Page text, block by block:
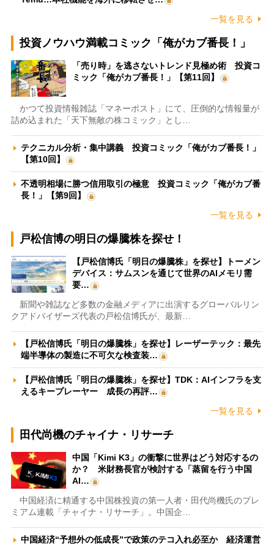
一覧を見る
投資ノウハウ満載コミック「俺がカブ番長！」
「売り時」を逃さないトレンド見極め術 投資コ
ミック「俺がカブ番長！」【第11回】
かつて投資情報雑誌「マネーポスト」にて、圧倒的な情報量が
詰め込まれた「天下無敵の株コミック」とし…
テクニカル分析・集中講義 投資コミック「俺がカブ番長！」
【第10回】
不透明相場に勝つ信用取引の極意 投資コミック「俺がカブ番
長！」【第9回】
一覧を見る
戸松信博の明日の爆騰株を探せ！
【戸松信博氏「明日の爆騰株」を探せ】トーメン
デバイス：サムスンを通じて世界のAIメモリ需
要…
新聞や雑誌など多数の金融メディアに出演するグローバルリン
クアドバイザーズ代表の戸松信博氏が、最新…
【戸松信博氏「明日の爆騰株」を探せ】レーザーテック：最先
端半導体の製造に不可欠な検査装…
【戸松信博氏「明日の爆騰株」を探せ】TDK：AIインフラを支
えるキープレーヤー 成長の再評…
一覧を見る
田代尚機のチャイナ・リサーチ
中国「Kimi K3」の衝撃に世界はどう対応するの
か？ 米財務長官が検討する「蒸留を行う中国
AI…
中国経済に精通する中国株投資の第一人者・田代尚機氏のプレ
ミアム連載「チャイナ・リサーチ」。中国企…
中国経済“予想外の低成長”で政策のテコ入れ必至か 経済運営